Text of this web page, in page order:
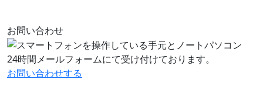
お問い合わせ
24時間メールフォームにて受け付けております。
お問い合わせする